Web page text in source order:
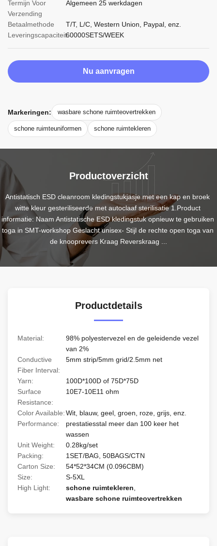
Termijn Voor
Verzending
Algemeen 25 werkdagen
Betaalmethode
T/T, L/C, Western Union, Paypal, enz.
Leveringscapaciteit60000SETS/WEEK
Nu aanvragen
Markeringen: wasbare schone ruimteovertrekken
schone ruimteuniformen schone ruimtekleren
Productoverzicht
Antistatisch ESD cleanroom kledingstukjasje met een kap en broek
witte kleur gesteriliseerde met autoclaaf sterilisatie 1.Product
informatie: Naam Antistatische ESD kledingstuk opnieuw te gebruiken
toga in SMT-workshop Geslacht unisex- Stijl de rechte open toga van
de knooprevers Kraag Reverskraag ...
Productdetails
Material:
98% polyestervezel en de geleidende vezel
van 2%
Conductive
Fiber Interval:
5mm strip/5mm grid/2.5mm net
Yarn:
100D*100D of 75D*75D
Surface
Resistance:
10E7-10E11 ohm
Color Available:Wit, blauw, geel, groen, roze, grijs, enz.
Performance:
prestatiesstal meer dan 100 keer het
wassen
Unit Weight:
0.28kg/set
Packing:
1SET/BAG, 50BAGS/CTN
Carton Size:
54*52*34CM (0.096CBM)
Size:
S-5XL
High Light:
schone ruimtekleren
wasbare schone ruimteovertrekken